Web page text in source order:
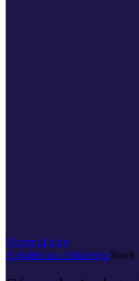
Volver al blog
Arquitectura Estrategia Stack